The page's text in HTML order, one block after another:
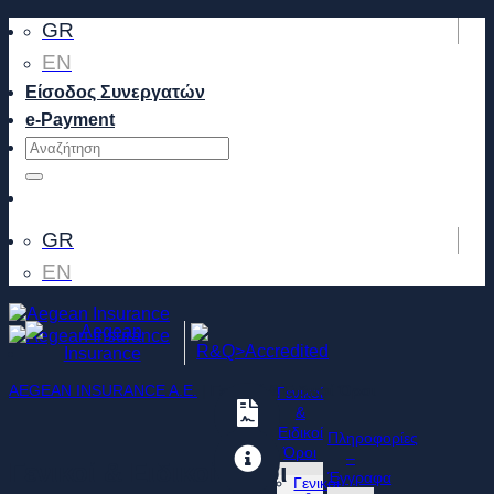
Μετάβαση
περιεχόμενο
GR
EN
Είσοδος Συνεργατών
e-Payment
GR
EN
Γενικοί
&
Ειδικοί
Όροι
Γενικοί
Πληροφορίες
–
Έγγραφα
AEGEAN INSURANCE A.E. Γενικοί & Ειδικοί Όροι
Γενικοί & Ειδικοί Όροι